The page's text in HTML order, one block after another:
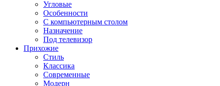
Угловые
Особенности
С компьютерным столом
Назначение
Под телевизор
Прихожие
Стиль
Классика
Современные
Модерн